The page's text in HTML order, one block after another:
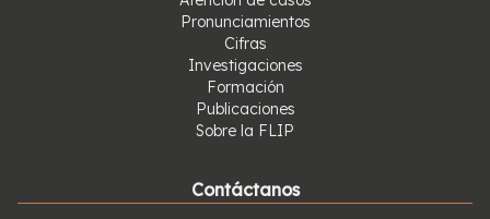
Pronunciamientos
Cifras
Investigaciones
Formación
Publicaciones
Sobre la FLIP
Contáctanos